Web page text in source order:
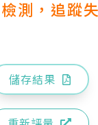
測，追蹤
儲存結果